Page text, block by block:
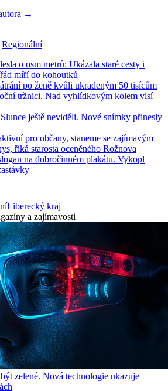
→
Regionální
o osm metrů: Ukázala staré cesty i
míří do kohoutků
po ženě kvůli ukradeným 50 tisícům
tržnici. Nad vyhlídkovým kolem visí
ještě neviděli. Nové snímky přinesly
pro občany, staneme se zajímavým
říká starosta oceněného Rožnova
na dobročinném plakátu. Vykopl
Liberecký kraj
a zajímavosti
zelené. Nová technologie ukazuje